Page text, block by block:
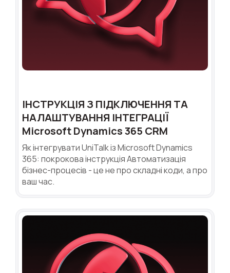
ІНСТРУКЦІЯ З ПІДКЛЮЧЕННЯ ТА
НАЛАШТУВАННЯ ІНТЕГРАЦІЇ
Microsoft Dynamics 365 CRM
Як інтегрувати UniTalk із Microsoft Dynamics
365: покрокова інструкція Автоматизація
бізнес-процесів - це не про складні коди, а про
ваш час.